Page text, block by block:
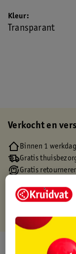
Kleur
Transparant
Verkocht en
Binnen 1
Gratis
Gratis
Over dit